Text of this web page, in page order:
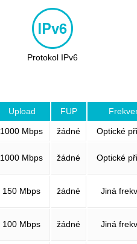
Protokol IPv6
Upload FUP
1000 Mbps žádné Optické
1000 Mbps žádné Optické
150 Mbps žádné Jiná
100 Mbps žádné Jiná